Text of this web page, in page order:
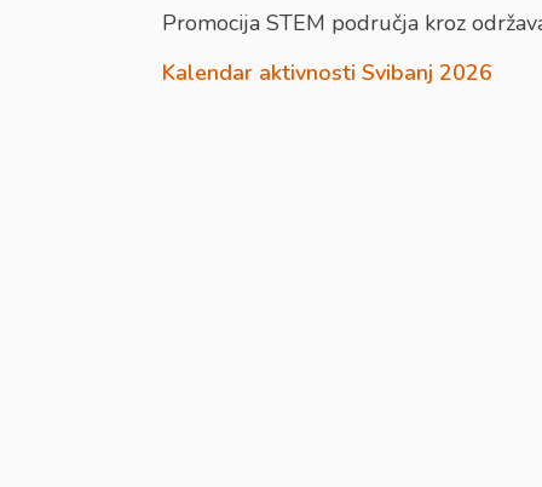
Promocija STEM područja kroz
Kalendar aktivnosti Svibanj 2026